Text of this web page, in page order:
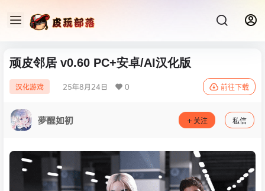
顽皮邻居 v0.60 PC+安卓/AI汉化版
汉化游戏 25年8月24日 0 前往下载
夢醒如初 关注 私信